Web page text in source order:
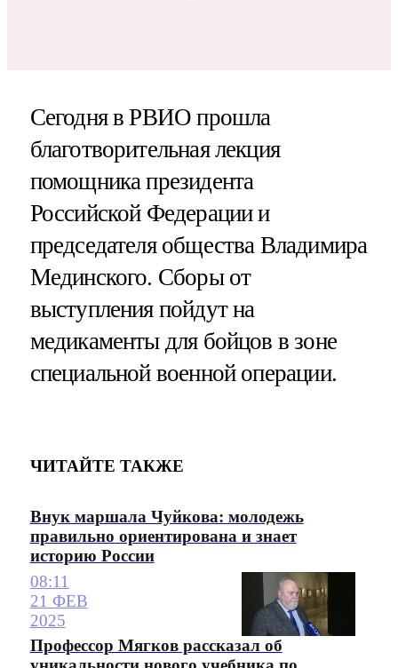
Сегодня в РВИО прошла
благотворительная лекция
помощника президента
Российской Федерации и
председателя общества Владимира
Мединского. Сборы от
выступления пойдут на
медикаменты для бойцов в зоне
специальной военной операции.
ЧИТАЙТЕ ТАКЖЕ
Внук маршала Чуйкова: молодежь
правильно ориентирована и знает
историю России
08:11
21 ФЕВ
2025
Профессор Мягков рассказал об